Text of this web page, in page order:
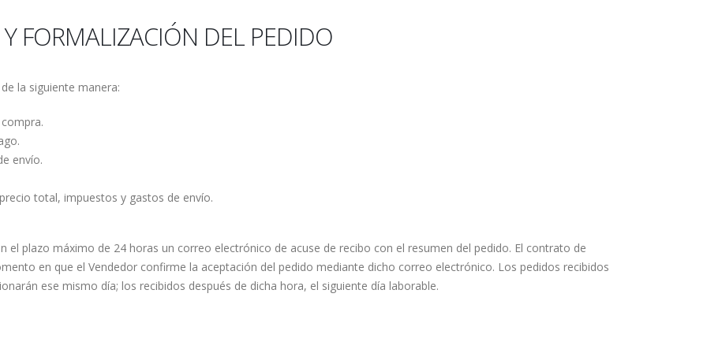
FORMALIZACIÓN DEL PEDIDO
la siguiente manera:
envío.
total, impuestos y gastos de envío.
el plazo máximo de 24 horas un correo electrónico de acuse de recibo con el resumen del pedido. El contrato de
en que el Vendedor confirme la aceptación del pedido mediante dicho correo electrónico. Los pedidos recibidos
ese mismo día; los recibidos después de dicha hora, el siguiente día laborable.